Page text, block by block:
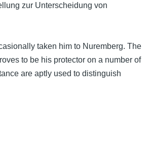
zur Unterscheidung von
taken him to Nuremberg. The
to be his protector on a number of
are aptly used to distinguish